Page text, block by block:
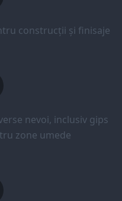
construcții și finisaje
nevoi, inclusiv gips
zone umede